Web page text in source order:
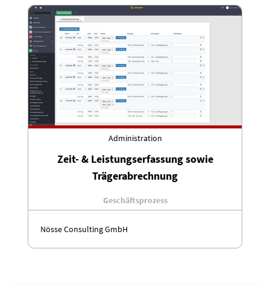
Administration
Zeit- & Leistungserfassung sowie
Trägerabrechnung
Geschäftsprozess
Nösse Consulting GmbH